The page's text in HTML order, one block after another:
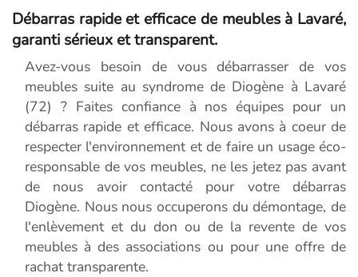
Débarras rapide et efficace de meubles à Lavaré,
garanti sérieux et transparent.
Avez-vous besoin de vous débarrasser de vos
meubles suite au syndrome de Diogène à Lavaré
(72) ? Faites confiance à nos équipes pour un
débarras rapide et efficace. Nous avons à coeur de
respecter l'environnement et de faire un usage éco-
responsable de vos meubles, ne les jetez pas avant
de nous avoir contacté pour votre débarras
Diogène. Nous nous occuperons du démontage, de
l'enlèvement et du don ou de la revente de vos
meubles à des associations ou pour une offre de
rachat transparente.